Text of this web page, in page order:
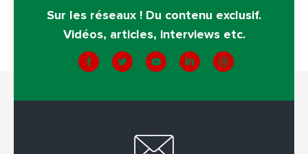
Sur les réseaux ! Du contenu exclusif.
Vidéos, articles, interviews etc.